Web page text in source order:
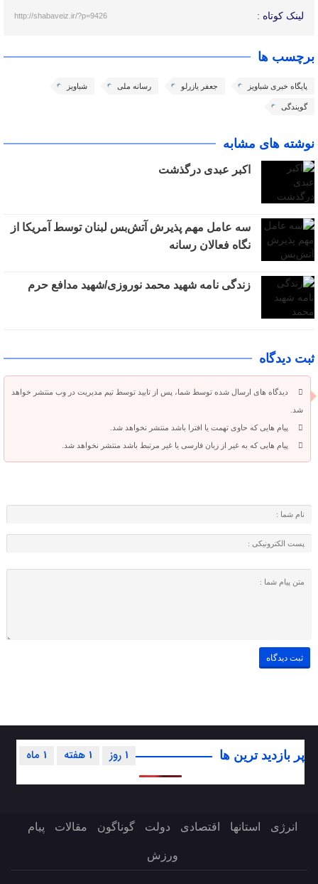
لینک کوتاه : http://shabaveiz.ir/?p=9426
برچسب ها
پایگاه خبری شباویز جعفر یازرلو رسانه ملی شباویز
گویندگی
نوشته های مشابه
اکبر عبدی درگذشت
سه عامل مهم پذیرش آتش‌بس لبنان توسط آمریکا از
نگاه فعالان رسانه
زندگی نامه شهید محمد نوروزی/شهید مدافع حرم
ثبت دیدگاه
دیدگاه های ارسال شده توسط شما، پس از تایید توسط تیم مدیریت در وب منتشر خواهد
شد.
پیام هایی که حاوی تهمت یا افترا باشد منتشر نخواهد شد.
پیام هایی که به غیر از زبان فارسی یا غیر مرتبط باشد منتشر نخواهد شد.
پر بازدید ترین ها 1 ماه 1 هفته 1 روز
انرژی استانها اقتصادی دولت گوناگون مقالات پیام
ورزش